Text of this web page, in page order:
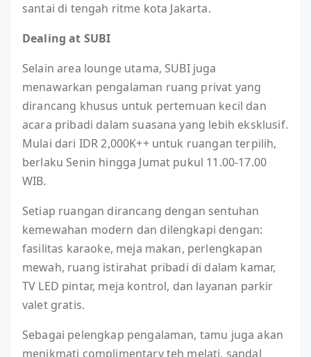
santai di tengah ritme kota Jakarta.
Dealing at SUBI
Selain area lounge utama, SUBI juga
menawarkan pengalaman ruang privat yang
dirancang khusus untuk pertemuan kecil dan
acara pribadi dalam suasana yang lebih eksklusif.
Mulai dari IDR 2,000K++ untuk ruangan terpilih,
berlaku Senin hingga Jumat pukul 11.00-17.00
WIB.
Setiap ruangan dirancang dengan sentuhan
kemewahan modern dan dilengkapi dengan:
fasilitas karaoke, meja makan, perlengkapan
mewah, ruang istirahat pribadi di dalam kamar,
TV LED pintar, meja kontrol, dan layanan parkir
valet gratis.
Sebagai pelengkap pengalaman, tamu juga akan
menikmati complimentary teh melati, sandal